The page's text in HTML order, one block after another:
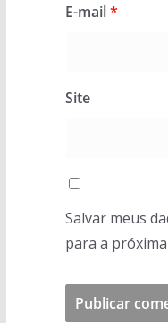
E-mail*
Site
Salvar meus
para a